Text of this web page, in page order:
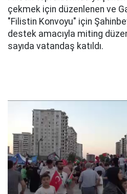
çekmek için düzenlenen ve
"Filistin Konvoyu" için
destek amacıyla miting
sayıda vatandaş katıldı.